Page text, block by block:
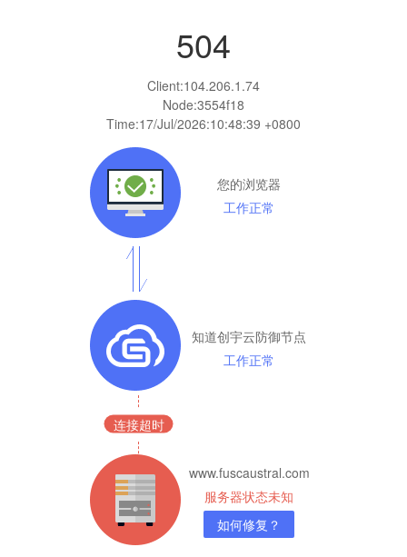
504
Client:104.206.1.74
Node:3554f18
Time:17/Jul/2026:10:48:39 +0800
您的浏览器
工作正常
知道创宇云防御节点
工作正常
连接超时
www.fuscaustral.com
服务器状态未知
如何修复？